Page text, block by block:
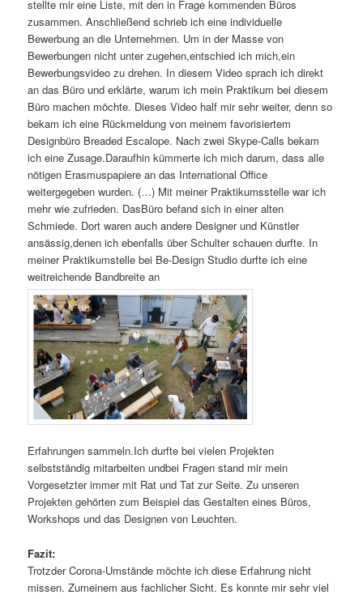
stellte mir eine Liste, mit den in Frage kommenden Büros
zusammen. Anschließend schrieb ich eine individuelle
Bewerbung an die Unternehmen. Um in der Masse von
Bewerbungen nicht unter zugehen,entschied ich mich,ein
Bewerbungsvideo zu drehen. In diesem Video sprach ich direkt
an das Büro und erklärte, warum ich mein Praktikum bei diesem
Büro machen möchte. Dieses Video half mir sehr weiter, denn so
bekam ich eine Rückmeldung von meinem favorisiertem
Designbüro Breaded Escalope. Nach zwei Skype-Calls bekam
ich eine Zusage.Daraufhin kümmerte ich mich darum, dass alle
nötigen Erasmuspapiere an das International Office
weitergegeben wurden. (…) Mit meiner Praktikumsstelle war ich
mehr wie zufrieden. DasBüro befand sich in einer alten
Schmiede. Dort waren auch andere Designer und Künstler
ansässig,denen ich ebenfalls über Schulter schauen durfte. In
meiner Praktikumstelle bei Be-Design Studio durfte ich eine
weitreichende Bandbreite an
Erfahrungen sammeln.Ich durfte bei vielen Projekten
selbstständig mitarbeiten undbei Fragen stand mir mein
Vorgesetzter immer mit Rat und Tat zur Seite. Zu unseren
Projekten gehörten zum Beispiel das Gestalten eines Büros,
Workshops und das Designen von Leuchten.
Fazit:
Trotzder Corona-Umstände möchte ich diese Erfahrung nicht
missen. Zumeinem aus fachlicher Sicht. Es konnte mir sehr viel